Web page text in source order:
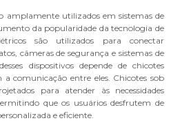
amplamente utilizados em sistemas de
da popularidade da tecnologia de
são utilizados para conectar
câmeras de segurança e sistemas de
dispositivos depende de chicotes
comunicação entre eles. Chicotes sob
para atender às necessidades
que os usuários desfrutem de
e eficiente.